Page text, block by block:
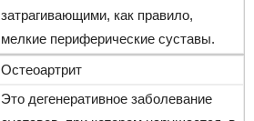
затрагивающими, как правило,
мелкие периферические суставы.
Остеоартрит
Это дегенеративное заболевание